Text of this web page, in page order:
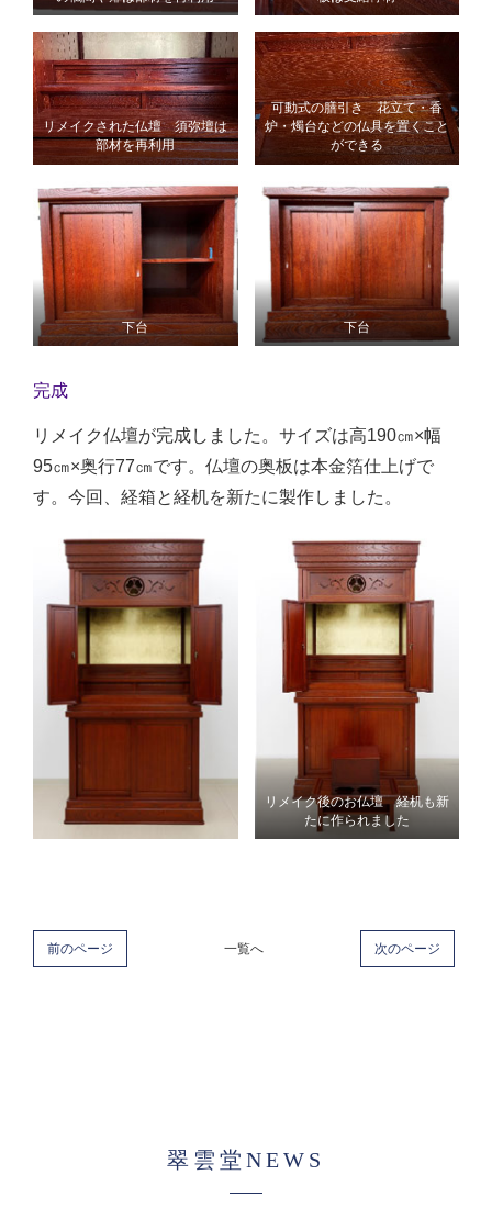
リメイクされた仏壇 須弥壇は
部材を再利用
可動式の膳引き 花立て・香
炉・燭台などの仏具を置くこと
ができる
下台 下台
完成
リメイク仏壇が完成しました。サイズは高190㎝×幅
95㎝×奥行77㎝です。仏壇の奥板は本金箔仕上げで
す。今回、経箱と経机を新たに製作しました。
リメイク後のお仏壇 経机も新
たに作られました
前のページ 一覧へ 次のページ
翠雲堂NEWS